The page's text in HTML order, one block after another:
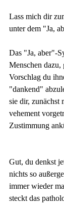
Lass mich dir
unter dem "Ja,
Das "Ja, aber"-
Menschen dazu,
Vorschlag du
"dankend"
sie dir, zunächst
vehement
Zustimmung
Gut, du denkst
nichts so
immer wieder
steckt das